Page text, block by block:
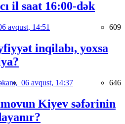
il saat 16:00-dək
avqust, 14:51 609
inqilabı, yoxsa
06 avqust, 14:37 646
Kiyev səfərinin